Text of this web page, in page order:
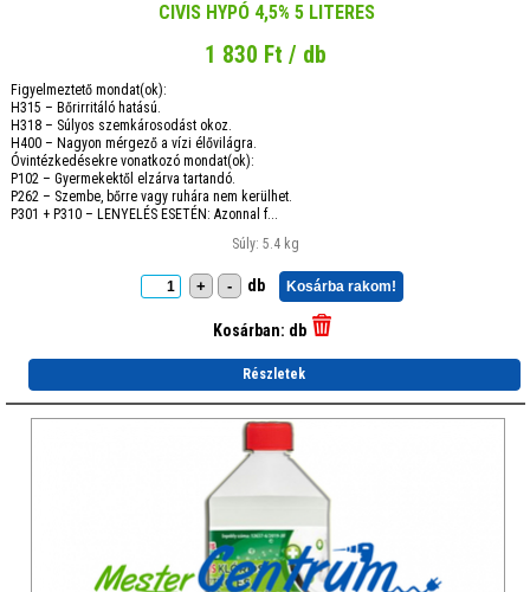
CIVIS HYPÓ 4,5% 5 LITERES
1 830 Ft / db
Figyelmeztető mondat(ok):
H315 – Bőrirritáló hatású.
H318 – Súlyos szemkárosodást okoz.
H400 – Nagyon mérgező a vízi élővilágra.
Óvintézkedésekre vonatkozó mondat(ok):
P102 – Gyermekektől elzárva tartandó.
P262 – Szembe, bőrre vagy ruhára nem kerülhet.
P301 + P310 – LENYELÉS ESETÉN: Azonnal f...
Súly: 5.4 kg
+ - db Kosárba rakom!
Kosárban: db
Részletek